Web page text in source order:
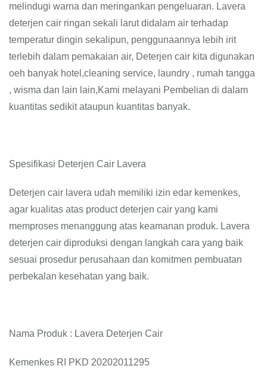
melindugi warna dan meringankan pengeluaran. Lavera
deterjen cair ringan sekali larut didalam air terhadap
temperatur dingin sekalipun, penggunaannya lebih irit
terlebih dalam pemakaian air, Deterjen cair kita digunakan
oeh banyak hotel,cleaning service, laundry , rumah tangga
, wisma dan lain lain,Kami melayani Pembelian di dalam
kuantitas sedikit ataupun kuantitas banyak.
Spesifikasi Deterjen Cair Lavera
Deterjen cair lavera udah memiliki izin edar kemenkes,
agar kualitas atas product deterjen cair yang kami
memproses menanggung atas keamanan produk. Lavera
deterjen cair diproduksi dengan langkah cara yang baik
sesuai prosedur perusahaan dan komitmen pembuatan
perbekalan kesehatan yang baik.
Nama Produk : Lavera Deterjen Cair
Kemenkes RI PKD 20202011295